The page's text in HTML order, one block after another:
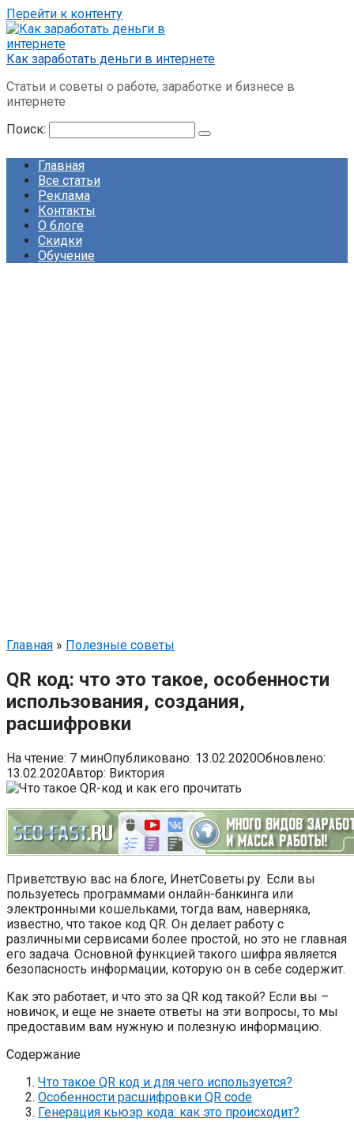
Перейти к контенту
Как заработать деньги в интернете
Статьи и советы о работе, заработке и бизнесе в
интернете
Поиск:
Главная
Все статьи
Реклама
Контакты
О блоге
Скидки
Обучение
Главная » Полезные советы
QR код: что это такое, особенности
использования, создания,
расшифровки
На чтение: 7 минОпубликовано: 13.02.2020Обновлено:
13.02.2020Автор: Виктория
Приветствую вас на блоге, ИнетСоветы.ру. Если вы
пользуетесь программами онлайн-банкинга или
электронными кошельками, тогда вам, наверняка,
известно, что такое код QR. Он делает работу с
различными сервисами более простой, но это не главная
его задача. Основной функцией такого шифра является
безопасность информации, которую он в себе содержит.
Как это работает, и что это за QR код такой? Если вы –
новичок, и еще не знаете ответы на эти вопросы, то мы
предоставим вам нужную и полезную информацию.
Содержание
Что такое QR код и для чего используется?
Особенности расшифровки QR code
Генерация кьюэр кода: как это происходит?